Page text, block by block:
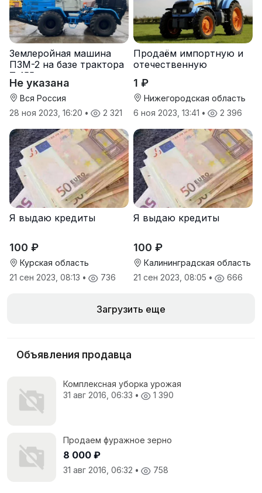
Землеройная машина
ПЗМ-2 на базе трактора
Т-155
Не указана
Вся Россия
28 ноя 2023, 16:20 • 2 321
Продаём импортную и
отечественную
к ней
1 ₽
Нижегородская область
6 ноя 2023, 13:41 • 2 396
Я выдаю кредиты
100 ₽
Курская область
21 сен 2023, 08:13 • 736
Я выдаю кредиты
100 ₽
Калининградская область
21 сен 2023, 08:05 • 666
Загрузить еще
Объявления продавца
Комплексная уборка урожая
31 авг 2016, 06:33 • 1 390
Продаем фуражное зерно
8 000 ₽
31 авг 2016, 06:32 • 758